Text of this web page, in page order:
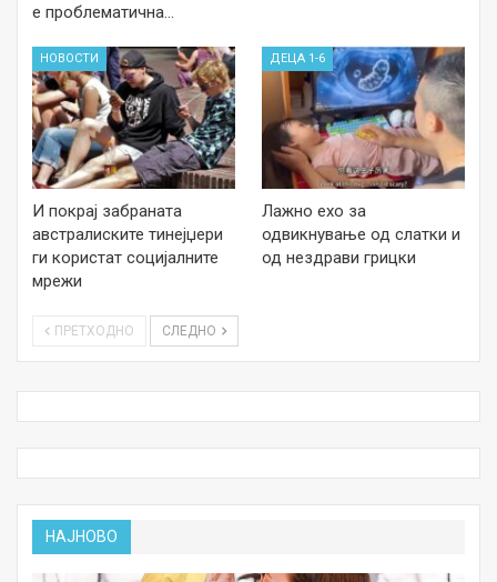
е проблематична…
НОВОСТИ
И покрај забраната
австралиските тинејџери
ги користат социјалните
мрежи
ДЕЦА 1-6
Лажно ехо за
одвикнување од слатки и
од нездрави грицки
ПРЕТХОДНО СЛЕДНО
НАЈНОВО